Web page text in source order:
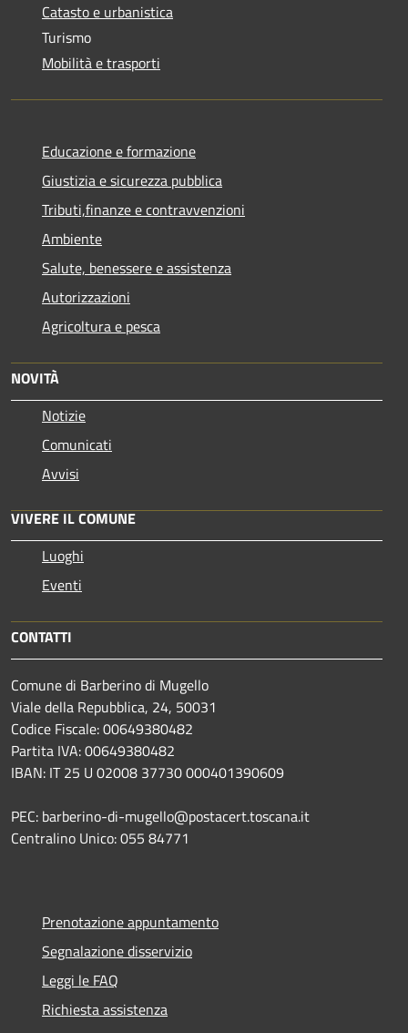
Catasto e urbanistica
Turismo
Mobilità e trasporti
Educazione e formazione
Giustizia e sicurezza pubblica
Tributi,finanze e contravvenzioni
Ambiente
Salute, benessere e assistenza
Autorizzazioni
Agricoltura e pesca
NOVITÀ
Notizie
Comunicati
Avvisi
VIVERE IL COMUNE
Luoghi
Eventi
CONTATTI
Comune di Barberino di Mugello
Viale della Repubblica, 24, 50031
Codice Fiscale: 00649380482
Partita IVA: 00649380482
IBAN: IT 25 U 02008 37730 000401390609
PEC: barberino-di-mugello@postacert.toscana.it
Centralino Unico: 055 84771
Prenotazione appuntamento
Segnalazione disservizio
Leggi le FAQ
Richiesta assistenza